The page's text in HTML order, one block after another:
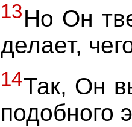
13Но Он
делает,
14Так, Он
подобного